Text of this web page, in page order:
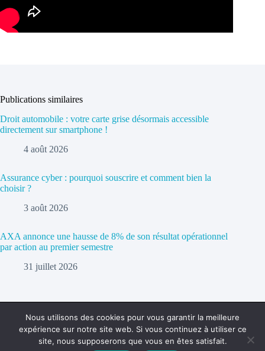
Publications similaires
Droit automobile : votre carte grise désormais accessible
directement sur smartphone !
4 août 2026
Assurance cyber : pourquoi souscrire et comment bien la
choisir ?
3 août 2026
AXA annonce une hausse de 8% de son résultat opérationnel
par action au premier semestre
31 juillet 2026
Politique de confidentialité Contact
Nous utilisons des cookies pour vous garantir la meilleure
expérience sur notre site web. Si vous continuez à utiliser ce
site, nous supposerons que vous en êtes satisfait.